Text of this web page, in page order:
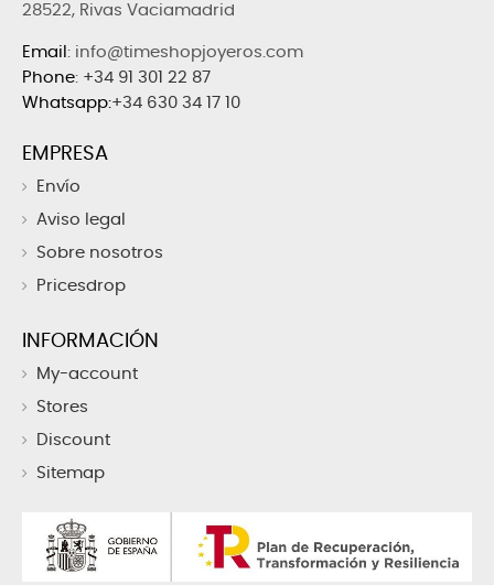
28522, Rivas Vaciamadrid
Email : info@timeshopjoyeros.com
Phone: +34 91 301 22 87
Whatsapp:+34 630 34 17 10
EMPRESA
Envío
Aviso legal
Sobre nosotros
Pricesdrop
INFORMACIÓN
My-account
Stores
Discount
Sitemap